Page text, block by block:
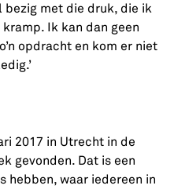
bezig met die druk, die ik
Ik kan dan geen
opdracht en kom er niet
2017 in Utrecht in de
gevonden. Dat is een
hebben, waar iedereen in